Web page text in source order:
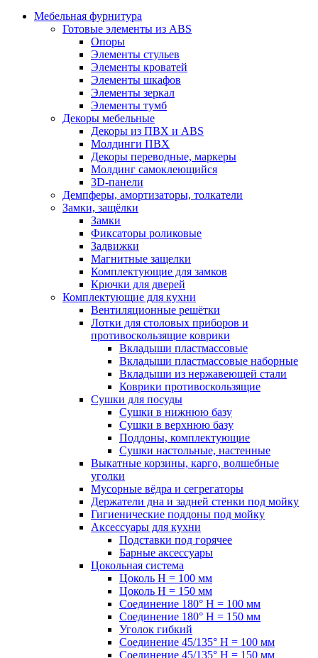
Мебельная фурнитура
Готовые элементы из ABS
Опоры
Элементы стульев
Элементы кроватей
Элементы шкафов
Элементы зеркал
Элементы тумб
Декоры мебельные
Декоры из ПВХ и ABS
Молдинги ПВХ
Декоры переводные, маркеры
Молдинг самоклеющийся
3D-панели
Демпферы, амортизаторы, толкатели
Замки, защёлки
Замки
Фиксаторы роликовые
Задвижки
Магнитные защелки
Комплектующие для замков
Крючки для дверей
Комплектующие для кухни
Вентиляционные решётки
Лотки для столовых приборов и
противоскользящие коврики
Вкладыши пластмассовые
Вкладыши пластмассовые наборные
Вкладыши из нержавеющей стали
Коврики противоскользящие
Сушки для посуды
Сушки в нижнюю базу
Сушки в верхнюю базу
Поддоны, комплектующие
Сушки настольные, настенные
Выкатные корзины, карго, волшебные
уголки
Мусорные вёдра и сегрегаторы
Держатели дна и задней стенки под мойку
Гигиенические поддоны под мойку
Аксессуары для кухни
Подставки под горячее
Барные аксессуары
Цокольная система
Цоколь H = 100 мм
Цоколь H = 150 мм
Соединение 180° H = 100 мм
Соединение 180° H = 150 мм
Уголок гибкий
Соединение 45/135° H = 100 мм
Соединение 45/135° H = 150 мм